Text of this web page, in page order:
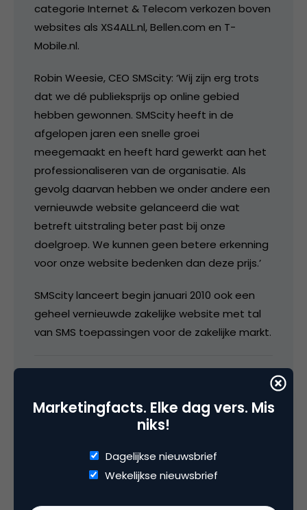
categorie Internet & Telecom verkozen boven
websites als XS4ALL.nl, Bellen.com en T-
Mobile.nl.
Robin Weesie, CEO SMScity: ‘Wij zijn erg trots
dat we dé publieksprijs op online gebied
hebben gewonnen. SMScity heeft in de
afgelopen jaren een snelle groei
meegemaakt en heeft hard gewerkt aan het
professionaliseren van de organisatie. Als
gevolg daarvan hebben we onder andere een
vernieuwde website gelanceerd die wat
betreft uitstraling beter past bij onze
doelgroep. We kunnen geen betere erkenning
voor onze website bedenken dan deze prijs.’
SMScity lanceert begin januari 2010 ook een
geheel vernieuwde zakelijke website met tal
van SMS toepassingen voor de zakelijke markt.
evroekel
Marketingfacts. Elke dag vers. Mis
niks!
Dagelijkse nieuwsbrief
Wekelijkse nieuwsbrief